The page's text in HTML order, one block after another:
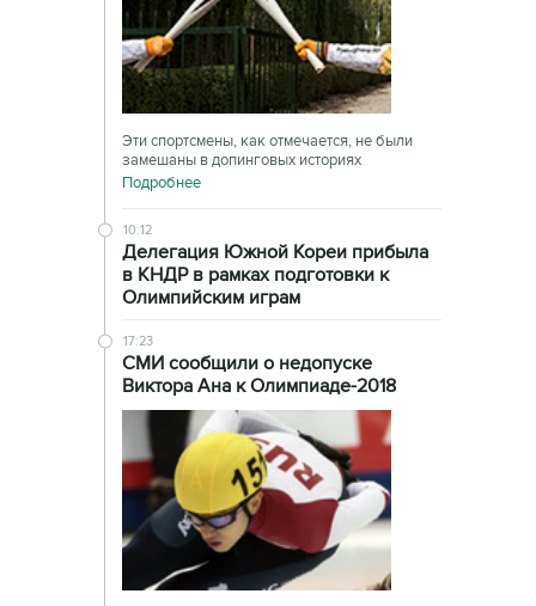
Эти спортсмены, как отмечается, не были
замешаны в допинговых историях
Подробнее
10:12
Делегация Южной Кореи прибыла
в КНДР в рамках подготовки к
Олимпийским играм
17:23
СМИ сообщили о недопуске
Виктора Ана к Олимпиаде-2018